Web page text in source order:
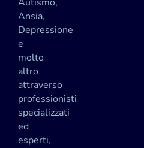
Ansia,
Depressione
e
molto
altro
attraverso
professionisti
specializzati
ed
esperti,